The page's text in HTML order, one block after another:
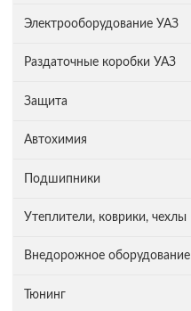
Электрооборудование УАЗ
Раздаточные коробки УАЗ
Защита
Автохимия
Подшипники
Утеплители, коврики, чехлы
Внедорожное оборудование
Тюнинг